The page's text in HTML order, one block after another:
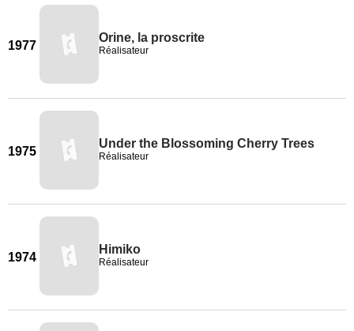
1977
Orine, la proscrite
Réalisateur
1975
Under the Blossoming Cherry Trees
Réalisateur
1974
Himiko
Réalisateur